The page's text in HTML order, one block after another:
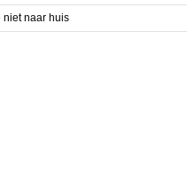
niet naar huis